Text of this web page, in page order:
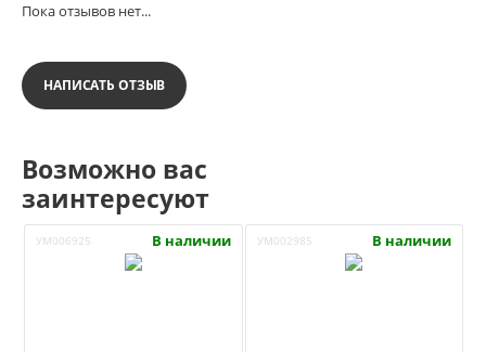
Пока отзывов нет...
НАПИСАТЬ ОТЗЫВ
Возможно вас
заинтересуют
УМ006925 В наличии УМ002985 В наличии